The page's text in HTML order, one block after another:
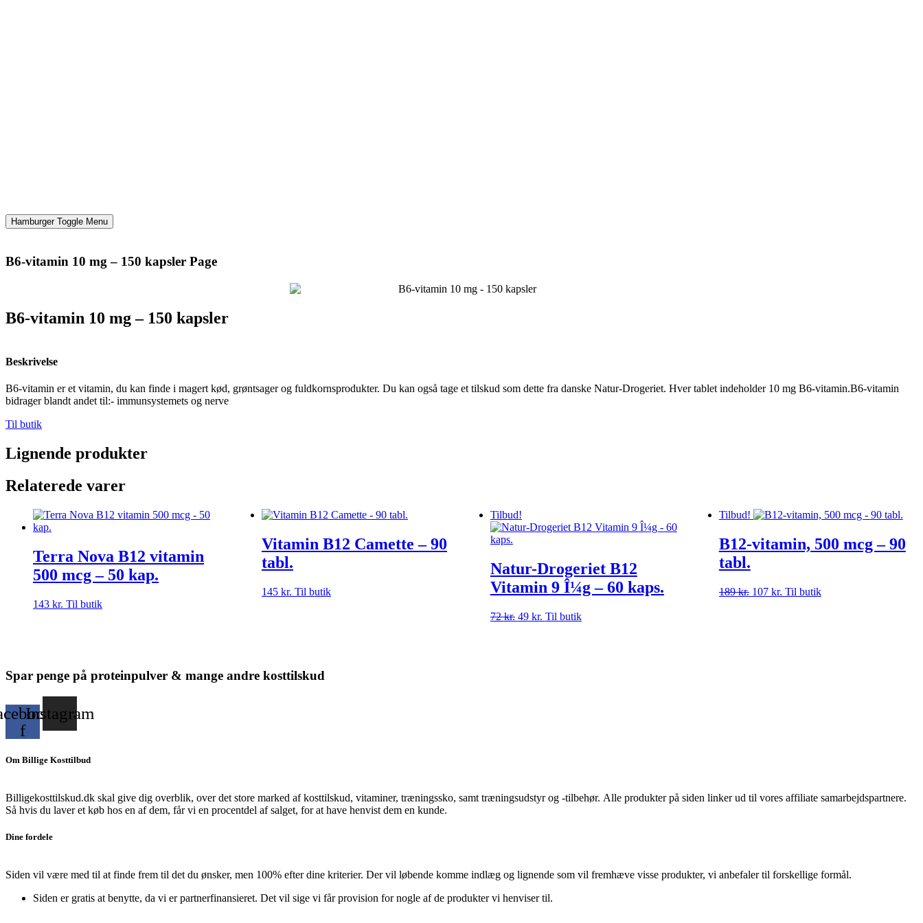
Hamburger Toggle Menu
B6-vitamin 10 mg – 150 kapsler Page
B6-vitamin 10 mg – 150 kapsler
Beskrivelse
B6-vitamin er et vitamin, du kan finde i magert kød, grøntsager og fuldkornsprodukter. Du kan også tage et tilskud som dette fra danske Natur-Drogeriet. Hver tablet indeholder 10 mg B6-vitamin.B6-vitamin
bidrager blandt andet til:- immunsystemets og nerve
Til butik
Lignende produkter
Relaterede varer
Terra Nova B12 vitamin
500 mcg – 50 kap.
143 kr. Til butik
Vitamin B12 Camette – 90
tabl.
145 kr. Til butik
Tilbud!
Natur-Drogeriet B12
Vitamin 9 Î¼g – 60 kaps.
72kr. Den
49 kr. Den
Til butik
Tilbud!
B12-vitamin, 500 mcg – 90
tabl.
189kr. Den
107 kr. Den
Til butik
Spar penge på proteinpulver & mange andre kosttilskud
f
Instagram
Om Billige Kosttilbud
Billigekosttilskud.dk skal give dig overblik, over det store marked af kosttilskud, vitaminer, træningssko, samt træningsudstyr og -tilbehør. Alle produkter på siden linker ud til vores affiliate samarbejdspartnere.
Så hvis du laver et køb hos en af dem, får vi en procentdel af salget, for at have henvist dem en kunde.
Dine fordele
Siden vil være med til at finde frem til det du ønsker, men 100% efter dine kriterier. Der vil løbende komme indlæg og lignende som vil fremhæve visse produkter, vi anbefaler til forskellige formål.
Siden er gratis at benytte, da vi er partnerfinansieret. Det vil sige vi får provision for nogle af de produkter vi henviser til.